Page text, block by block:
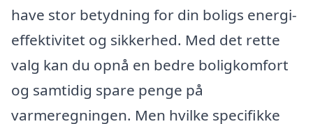
have stor betydning for din boligs energi-
effektivitet og sikkerhed. Med det rette
valg kan du opnå en bedre boligkomfort
og samtidig spare penge på
varmeregningen. Men hvilke specifikke